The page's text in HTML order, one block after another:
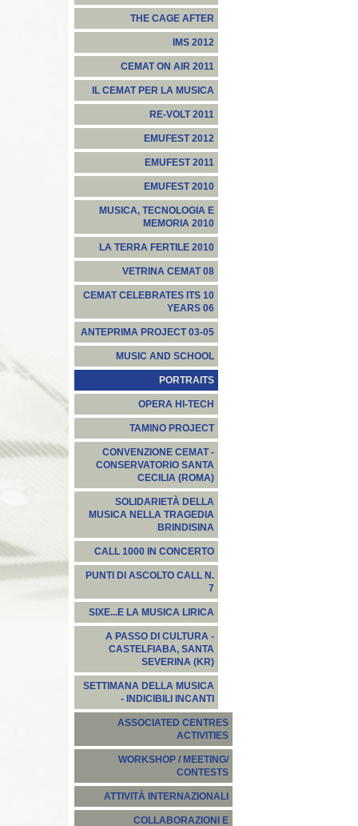
THE CAGE AFTER
IMS 2012
CEMAT ON AIR 2011
IL CEMAT PER LA MUSICA
RE-VOLT 2011
EMUFEST 2012
EMUFEST 2011
EMUFEST 2010
MUSICA, TECNOLOGIA E
MEMORIA 2010
LA TERRA FERTILE 2010
VETRINA CEMAT 08
CEMAT CELEBRATES ITS 10
YEARS 06
ANTEPRIMA PROJECT 03-05
MUSIC AND SCHOOL
PORTRAITS
OPERA HI-TECH
TAMINO PROJECT
CONVENZIONE CEMAT -
CONSERVATORIO SANTA
CECILIA (ROMA)
SOLIDARIETÀ DELLA
MUSICA NELLA TRAGEDIA
BRINDISINA
CALL 1000 IN CONCERTO
PUNTI DI ASCOLTO CALL N.
7
SIXE...E LA MUSICA LIRICA
A PASSO DI CULTURA -
CASTELFIABA, SANTA
SEVERINA (KR)
SETTIMANA DELLA MUSICA
- INDICIBILI INCANTI
ASSOCIATED CENTRES
ACTIVITIES
WORKSHOP / MEETING/
CONTESTS
ATTIVITÀ INTERNAZIONALI
COLLABORAZIONI E